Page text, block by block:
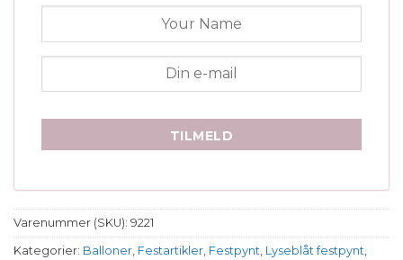
TILMELD
Varenummer (SKU): 9221
Kategorier: Balloner Festartikler Festpynt Lyseblåt festpynt